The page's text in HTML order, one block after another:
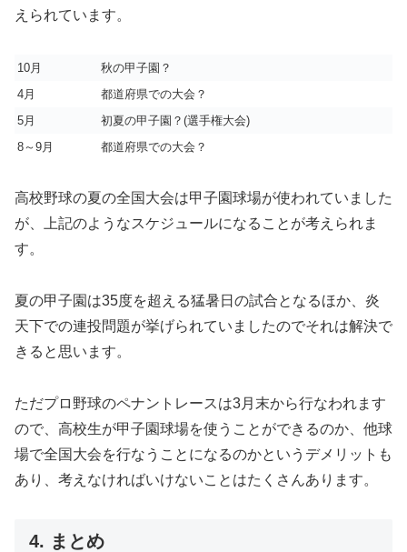
えられています。
10月
秋の甲子園？
4月
都道府県での大会？
5月
初夏の甲子園？(選手権大会)
8～9月
都道府県での大会？
高校野球の夏の全国大会は甲子園球場が使われていました
が、上記のようなスケジュールになることが考えられま
す。
夏の甲子園は35度を超える猛暑日の試合となるほか、炎
天下での連投問題が挙げられていましたのでそれは解決で
きると思います。
ただプロ野球のペナントレースは3月末から行なわれます
ので、高校生が甲子園球場を使うことができるのか、他球
場で全国大会を行なうことになるのかというデメリットも
あり、考えなければいけないことはたくさんあります。
4. まとめ